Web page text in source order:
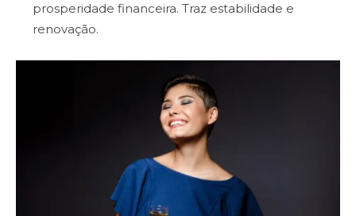
prosperidade financeira. Traz estabilidade e
renovação.